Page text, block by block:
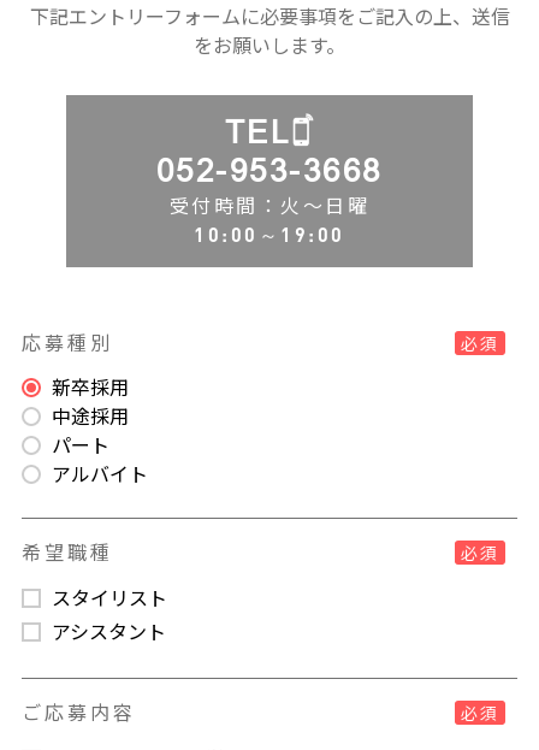
下記エントリーフォームに必要事項をご記入の上、送信
をお願いします。
TEL
052-953-3668
受付時間：火〜日曜
10:00～19:00
応募種別 必須
新卒採用
中途採用
パート
アルバイト
希望職種 必須
スタイリスト
アシスタント
ご応募内容 必須